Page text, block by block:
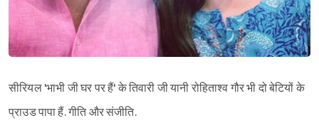
सीरियल 'भाभी जी घर पर हैं' के तिवारी जी यानी रोहिताश्व गौर भी दो बेटियों के
प्राउड पापा हैं. गीति और संजीति.